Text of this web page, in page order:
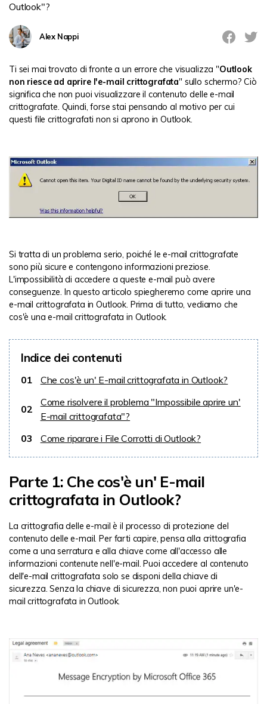
Outlook"?
Alex Nappi
Ti sei mai trovato di fronte a un errore che visualizza "Outlook
non riesce ad aprire l'e-mail crittografata" sullo schermo? Ciò
significa che non puoi visualizzare il contenuto delle e-mail
crittografate. Quindi, forse stai pensando al motivo per cui
questi file crittografati non si aprono in Outlook.
Si tratta di un problema serio, poiché le e-mail crittografate
sono più sicure e contengono informazioni preziose.
L'impossibilità di accedere a queste e-mail può avere
conseguenze. In questo articolo spiegheremo come aprire una
e-mail crittografata in Outlook. Prima di tutto, vediamo che
cos'è una e-mail crittografata in Outlook.
Indice dei contenuti
01 Che cos'è un' E-mail crittografata in Outlook?
02
Come risolvere il problema "Impossibile aprire un'
E-mail crittografata"?
03
Come riparare i File Corrotti di Outlook?
Parte 1: Che cos'è un' E-mail
crittografata in Outlook?
La crittografia delle e-mail è il processo di protezione del
contenuto delle e-mail. Per farti capire, pensa alla crittografia
come a una serratura e alla chiave come all'accesso alle
informazioni contenute nell'e-mail. Puoi accedere al contenuto
dell'e-mail crittografata solo se disponi della chiave di
sicurezza. Senza la chiave di sicurezza, non puoi aprire un'e-
mail crittografata in Outlook.